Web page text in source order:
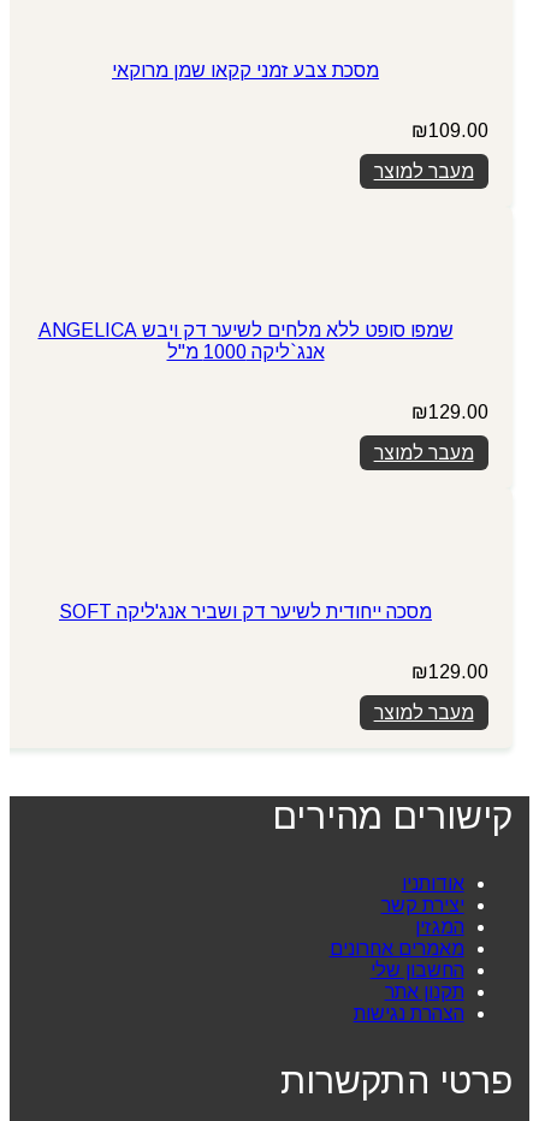
מסכת צבע זמני קקאו שמן מרוקאי
₪109.00
מעבר למוצר
שמפו סופט ללא מלחים לשיער דק ויבש ANGELICA
אנג`ליקה 1000 מ"ל
₪129.00
מעבר למוצר
מסכה ייחודית לשיער דק ושביר אנג'ליקה SOFT
₪129.00
מעבר למוצר
קישורים מהירים
אודותניו
יצירת קשר
המגזין
מאמרים אחרונים
החשבון שלי
תקנון אתר
הצהרת נגישות
פרטי התקשרות